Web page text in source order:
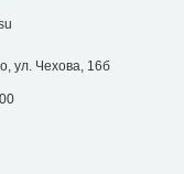
ул. Чехова, 16б